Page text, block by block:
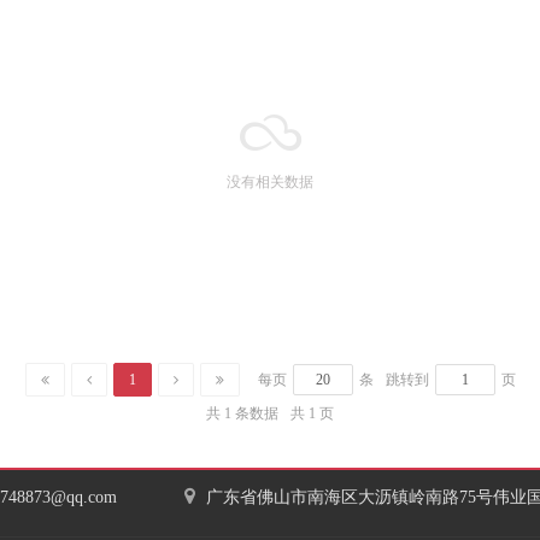
没有相关数据
1 每页 条 跳转到
页
共 1 条数据
共 1 页
广东省佛山市南海区大沥镇岭南路75号伟业